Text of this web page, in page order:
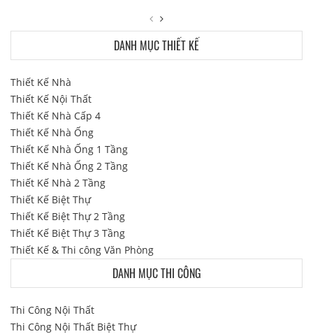
DANH MỤC THIẾT KẾ
Thiết Kế Nhà
Thiết Kế Nội Thất
Thiết Kế Nhà Cấp 4
Thiết Kế Nhà Ống
Thiết Kế Nhà Ống 1 Tầng
Thiết Kế Nhà Ống 2 Tầng
Thiết Kế Nhà 2 Tầng
Thiết Kế Biệt Thự
Thiết Kế Biệt Thự 2 Tầng
Thiết Kế Biệt Thự 3 Tầng
Thiết Kế & Thi công Văn Phòng
DANH MỤC THI CÔNG
Thi Công Nội Thất
Thi Công Nội Thất Biệt Thự